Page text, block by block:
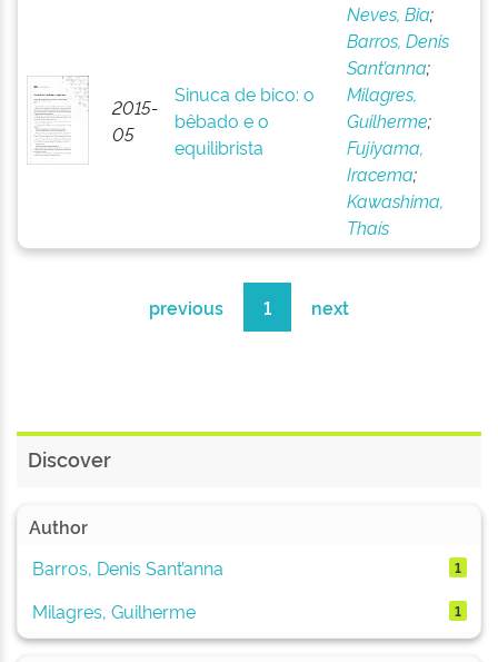
2015-
05
Sinuca de bico: o
bêbado e o
equilibrista
Neves, Bia;
Barros, Denis
Sant’anna;
Milagres,
Guilherme;
Fujiyama,
Iracema;
Kawashima,
Thaís
previous 1 next
Discover
Author
Barros, Denis Sant’anna
1
Milagres, Guilherme 1